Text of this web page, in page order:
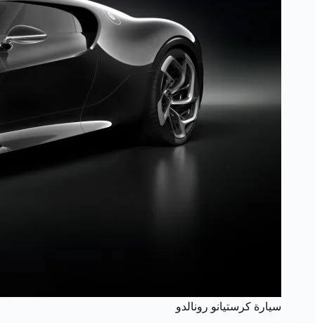
سيارة كرستيانو رونالدو